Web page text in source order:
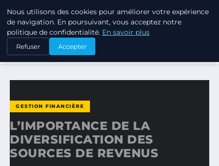
TUEZ-LES TOUS
ACCUEIL
GESTION FINANCIÈRE
L’IMPORTANCE DE LA DIVERSIFICATION DES SOURCES DE…
GESTION FINANCIÈRE
L’IMPORTANCE DE LA
DIVERSIFICATION DES
SOURCES DE REVENUS
Nous utilisons des cookies pour améliorer votre expérience
de navigation. En poursuivant, vous acceptez notre
politique de confidentialité. En savoir plus
Refuser Accepter